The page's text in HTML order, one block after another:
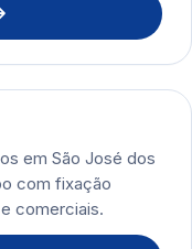
em São José dos
com fixação
comerciais.